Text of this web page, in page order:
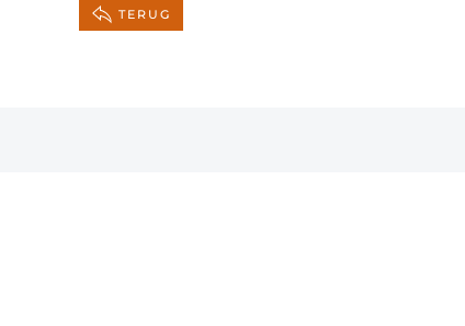
TERUG